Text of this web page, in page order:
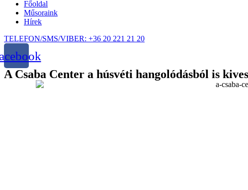
Főoldal
Műsoraink
Hírek
TELEFON/SMS/VIBER: +36 20 221 21 20
A Csaba Center a húsvéti hangolódásból is